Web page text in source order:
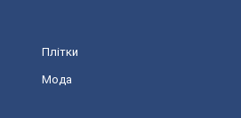
Плітки
Мода